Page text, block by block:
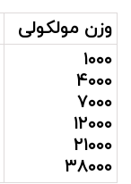
وزن مولکولی
۱۰۰۰
۴۰۰۰
۷۰۰۰
۱۲۰۰۰
۲۱۰۰۰
۳۸۰۰۰